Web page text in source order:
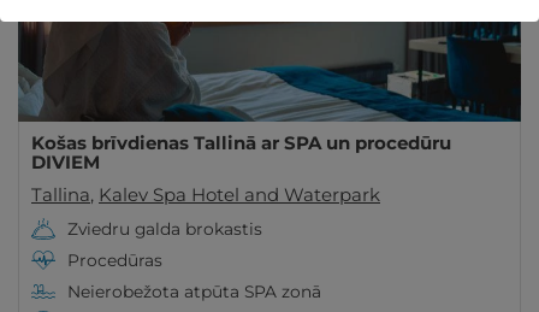
Košas brīvdienas Tallinā ar SPA un procedūru
DIVIEM
Tallina, Kalev Spa Hotel and Waterpark
Zviedru galda brokastis
Procedūras
Neierobežota atpūta SPA zonā